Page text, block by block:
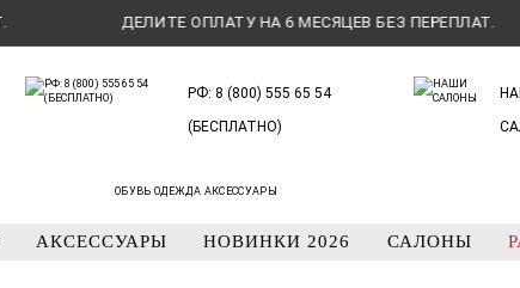
ДЕЛИТЕ ОПЛАТУ НА 6 МЕСЯЦЕВ БЕЗ ПЕРЕПЛАТ.
РФ: 8 (800) 555 65 54
(БЕСПЛАТНО)
ОБУВЬ ОДЕЖДА АКСЕССУАРЫ
АКСЕССУАРЫ НОВИНКИ 2026 САЛОНЫ